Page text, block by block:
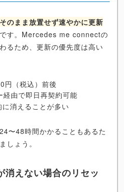
そのまま放置せず速やかに更新
す。Mercedes me connectの
るため、更新の優先度は高い
円（税込）前後
由で即日再契約可能
消えることが多い
〜48時間かかることもあるた
しょう。
消えない場合のリセッ